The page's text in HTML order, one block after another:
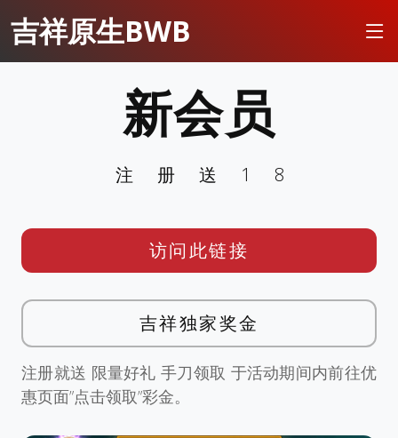
吉祥原生BWB
新会员
注册送18
访问此链接
吉祥独家奖金
注册就送 限量好礼 手刀领取 于活动期间内前往优
惠页面”点击领取”彩金。